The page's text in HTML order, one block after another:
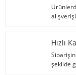
Hızlı
şekilde